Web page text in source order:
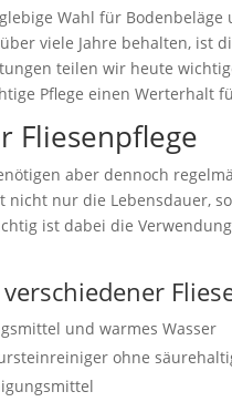
Wahl für
viele Jahre behalten, ist
teilen wir heute
Pflege einen Werterhalt
Fliesenpflege
aber dennoch
nicht nur die Lebensdauer,
ist dabei die
und warmes Wasser
ohne